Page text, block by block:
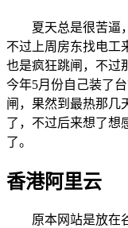
夏天总是很苦逼，
不过上周房东找电工
也是疯狂跳闸，不过
今年5月份自己装了
闸，果然到最热那几
了，不过后来想了想
了。
香港阿里云
原本网站是放在谷